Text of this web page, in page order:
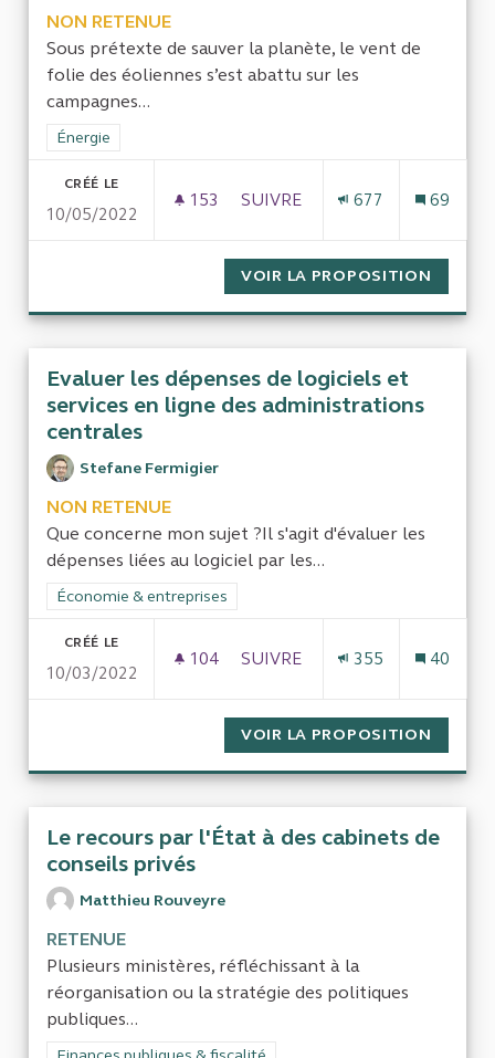
NON RETENUE
Sous prétexte de sauver la planète, le vent de
folie des éoliennes s’est abattu sur les
campagnes...
Filtrer les résultats de la catégorie : Énergie
Énergie
CRÉÉ LE
10/05/2022
153 153 ABONNÉS
SUIVRE
677 69
VOIR LA PROPOSITION
Evaluer les dépenses de logiciels et
services en ligne des administrations
centrales
Stefane Fermigier
NON RETENUE
Que concerne mon sujet ?Il s'agit d'évaluer les
dépenses liées au logiciel par les...
Filtrer les résultats de la catégorie : Économie & entreprises
Économie & entreprises
CRÉÉ LE
10/03/2022
104 104 ABONNÉS
SUIVRE
355 40
VOIR LA PROPOSITION
Le recours par l'État à des cabinets de
conseils privés
Matthieu Rouveyre
RETENUE
Plusieurs ministères, réfléchissant à la
réorganisation ou la stratégie des politiques
publiques...